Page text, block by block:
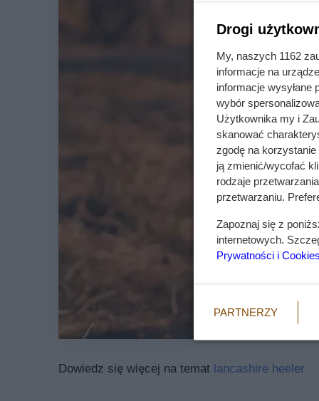
Dowiedz się więcej na temat lancashire heeler
Drogi
My, naszych 1162
informacje na
informacje wysyłane
wybór
Użytkownika my i
skanować
zgodę na
ją zmienić/wycofać
rodzaje
przetwarzaniu.
Zapoznaj się z
internetowych.
Prywatności i
PARTNERZY